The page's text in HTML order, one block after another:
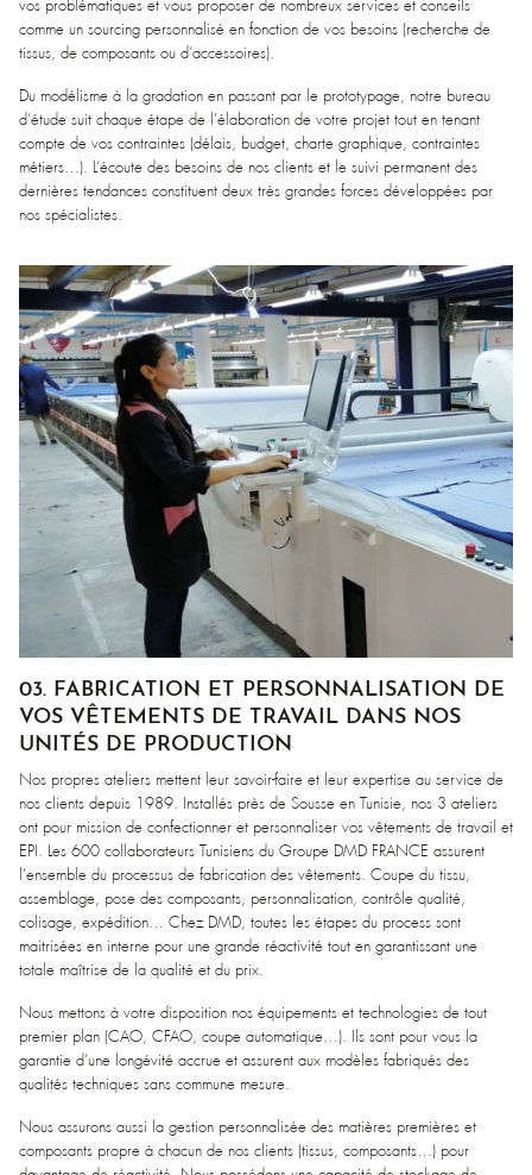
vos problématiques et vous proposer de nombreux services et conseils
comme un sourcing personnalisé en fonction de vos besoins (recherche de
tissus, de composants ou d’accessoires).
Du modélisme à la gradation en passant par le prototypage, notre bureau
d’étude suit chaque étape de l’élaboration de votre projet tout en tenant
compte de vos contraintes (délais, budget, charte graphique, contraintes
métiers…). L’écoute des besoins de nos clients et le suivi permanent des
dernières tendances constituent deux très grandes forces développées par
nos spécialistes.
03. FABRICATION ET PERSONNALISATION DE
VOS VÊTEMENTS DE TRAVAIL DANS NOS
UNITÉS DE PRODUCTION
Nos propres ateliers mettent leur savoir-faire et leur expertise au service de
nos clients depuis 1989. Installés près de Sousse en Tunisie, nos 3 ateliers
ont pour mission de confectionner et personnaliser vos vêtements de travail et
EPI. Les 600 collaborateurs Tunisiens du Groupe DMD FRANCE assurent
l’ensemble du processus de fabrication des vêtements. Coupe du tissu,
assemblage, pose des composants, personnalisation, contrôle qualité,
colisage, expédition… Chez DMD, toutes les étapes du process sont
maitrisées en interne pour une grande réactivité tout en garantissant une
totale maîtrise de la qualité et du prix.
Nous mettons à votre disposition nos équipements et technologies de tout
premier plan (CAO, CFAO, coupe automatique…). Ils sont pour vous la
garantie d’une longévité accrue et assurent aux modèles fabriqués des
qualités techniques sans commune mesure.
Nous assurons aussi la gestion personnalisée des matières premières et
composants propre à chacun de nos clients (tissus, composants…) pour